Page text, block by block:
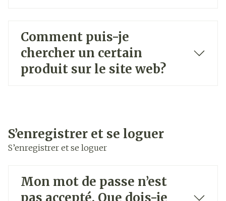
Comment puis-je
chercher un certain
produit sur le site web?
S’enregistrer et se loguer
S’enregistrer et se loguer
Mon mot de passe n’est
pas accepté. Que dois-je